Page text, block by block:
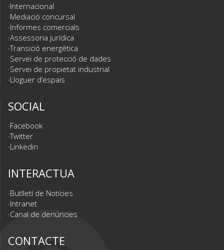
Internacional
Mediació concursal
Informes comercials
Assessoria jurídica
Transició energètica
Servei de protecció de dades
Servei de propietat industrial
Lloguer d’espais
SOCIAL
Facebook
Twitter
Linkedin
INTERACTUA
Butlletí de Notícies
Intranet
Canal de denúncies
CONTACTE